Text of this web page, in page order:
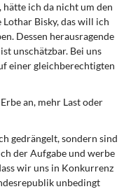
hätte ich da nicht um den
Bisky, das will ich
Dessen herausragende
unschätzbar. Bei uns
einer gleichberechtigten
an, mehr Last oder
gedrängelt, sondern sind
der Aufgabe und werbe
wir uns in Konkurrenz
unbedingt